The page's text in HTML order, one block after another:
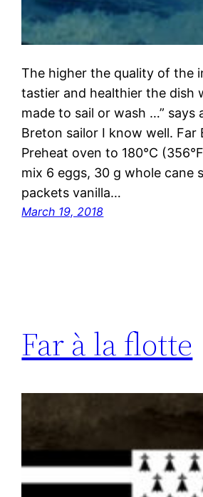
The higher the quality of the
tastier and healthier the dish
made to sail or wash …” says
Breton sailor I know well. Far
Preheat oven to 180°C
mix 6 eggs, 30 g whole cane
packets vanilla…
March 19, 2018
Far à la flotte